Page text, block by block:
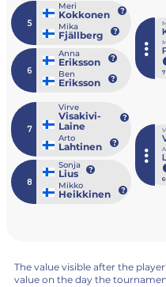
5
Meri
Kokkonen
Mika
Fjällberg
6
Anna
Eriksson
Ben
Eriksson
7
Virve
Visakivi-
Laine
Arto
Lahtinen
8
Sonja
Lius
Mikko
Heikkinen
7
6
The value visible after the
value on the day the